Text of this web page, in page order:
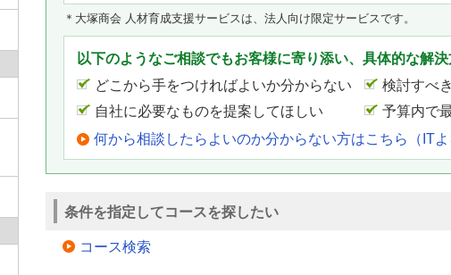
＊大塚商会 人材育成支援サービスは、法人向け限定サービスです。
以下のようなご相談でもお客様に寄り添い、具体的な解
どこから手をつければよいか分からない
検討すべ
自社に必要なものを提案してほしい
予算内で
何から相談したらよいのか分からない方はこちら（ITよ
条件を指定してコースを探したい
コース検索